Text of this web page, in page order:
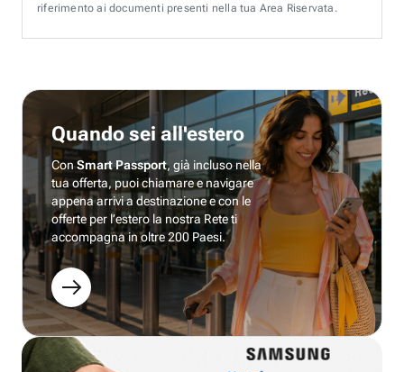
riferimento ai documenti presenti nella tua Area Riservata.
Quando sei all'estero
ConSmart Passport, già incluso nella
tua offerta, puoi chiamare e navigare
appena arrivi a destinazione e con le
offerte per l’estero la nostra Rete ti
accompagna in oltre 200 Paesi.